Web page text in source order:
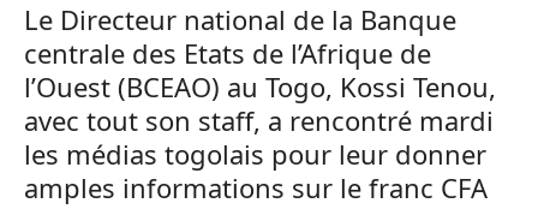
Le Directeur national de la Banque
centrale des Etats de l’Afrique de
l’Ouest (BCEAO) au Togo, Kossi Tenou,
avec tout son staff, a rencontré mardi
les médias togolais pour leur donner
amples informations sur le franc CFA